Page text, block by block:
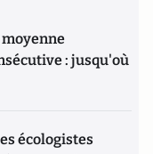
moyenne
: jusqu'où
écologistes